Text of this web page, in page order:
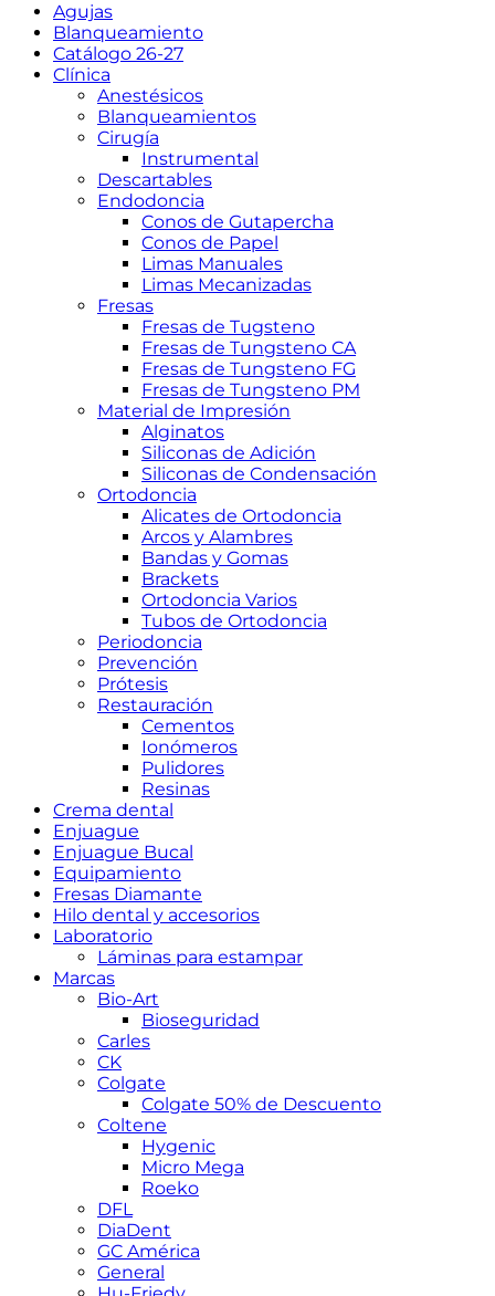
Agujas
Blanqueamiento
Catálogo 26-27
Clínica
Anestésicos
Blanqueamientos
Cirugía
Instrumental
Descartables
Endodoncia
Conos de Gutapercha
Conos de Papel
Limas Manuales
Limas Mecanizadas
Fresas
Fresas de Tugsteno
Fresas de Tungsteno CA
Fresas de Tungsteno FG
Fresas de Tungsteno PM
Material de Impresión
Alginatos
Siliconas de Adición
Siliconas de Condensación
Ortodoncia
Alicates de Ortodoncia
Arcos y Alambres
Bandas y Gomas
Brackets
Ortodoncia Varios
Tubos de Ortodoncia
Periodoncia
Prevención
Prótesis
Restauración
Cementos
Ionómeros
Pulidores
Resinas
Crema dental
Enjuague
Enjuague Bucal
Equipamiento
Fresas Diamante
Hilo dental y accesorios
Laboratorio
Láminas para estampar
Marcas
Bio-Art
Bioseguridad
Carles
CK
Colgate
Colgate 50% de Descuento
Coltene
Hygenic
Micro Mega
Roeko
DFL
DiaDent
GC América
General